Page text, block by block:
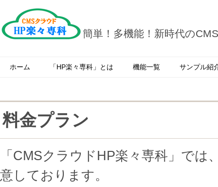
簡単！多機能！新時代の
ホーム 「HP楽々専科」とは 機能一覧 サンプル紹
料金プラン
「CMSクラウドHP楽々専科」で
意しております。